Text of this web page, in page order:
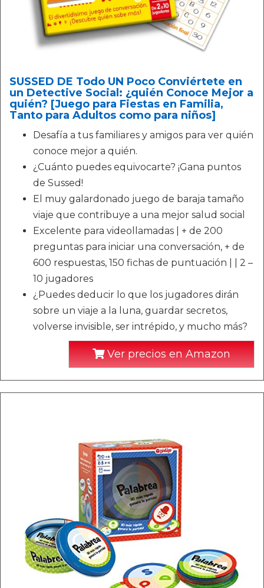
SUSSED DE Todo UN Poco Conviértete en
un Detective Social: ¿quién Conoce Mejor a
quién? [Juego para Fiestas en Familia,
Tanto para Adultos como para niños]
Desafía a tus familiares y amigos para ver quién
conoce mejor a quién.
¿Cuánto puedes equivocarte? ¡Gana puntos
de Sussed!
El muy galardonado juego de baraja tamaño
viaje que contribuye a una mejor salud social
Excelente para videollamadas | + de 200
preguntas para iniciar una conversación, + de
600 respuestas, 150 fichas de puntuación | | 2 –
10 jugadores
¿Puedes deducir lo que los jugadores dirán
sobre un viaje a la luna, guardar secretos,
volverse invisible, ser intrépido, y mucho más?
Ver precios en Amazon